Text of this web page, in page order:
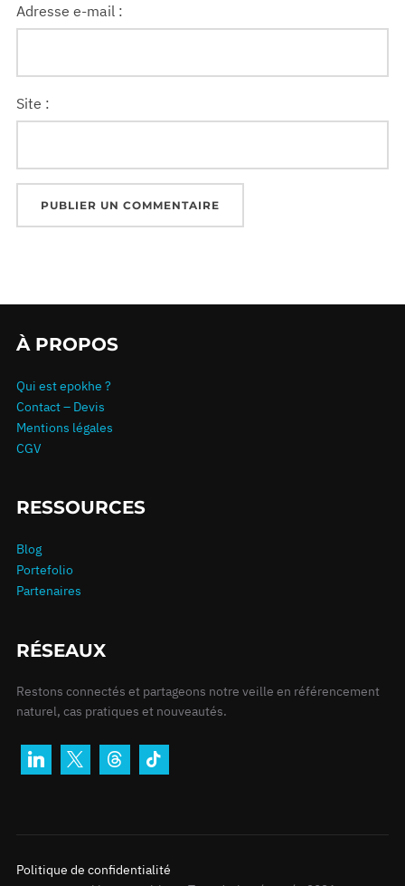
Adresse e-mail :
Site :
À PROPOS
Qui est epokhe ?
Contact – Devis
Mentions légales
CGV
RESSOURCES
Blog
Portefolio
Partenaires
RÉSEAUX
Restons connectés et partageons notre veille en référencement
naturel, cas pratiques et nouveautés.
Politique de confidentialité